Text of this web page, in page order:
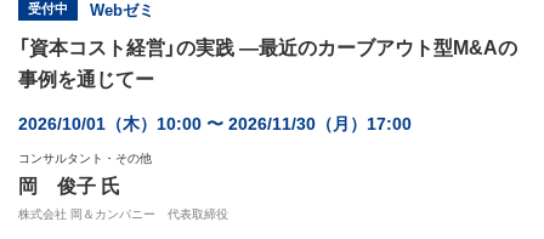
受付中 Webゼミ
「資本コスト経営」の実践 ―最近のカーブアウト型M&Aの
事例を通じてー
2026/10/01（木）10:00 〜 2026/11/30（月）17:00
コンサルタント・その他
岡 俊子 氏
株式会社 岡＆カンパニー 代表取締役